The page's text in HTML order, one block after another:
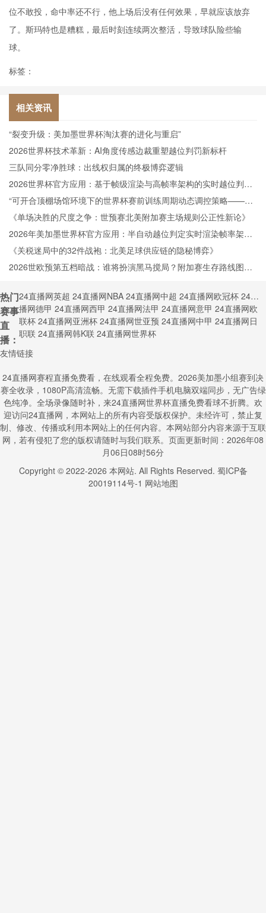
位不敢投，命中率还不行，他上场后没有任何效果，早就应该放弃
了。斯玛特也是糟糕，最后时刻连续两次整活，导致球队险些输
球。
标签：
相关资讯
“裂变升级：美加墨世界杯淘汰赛的进化与重启”
2026世界杯技术革新：AI角度传感边裁重塑越位判罚新标杆
三队同分零净胜球：出线权归属的终极博弈逻辑
2026世界杯官方应用：基于帧级渲染与高帧率架构的实时越位判定
技术深度剖析
“可开合顶棚场馆环境下的世界杯赛前训练周期动态调控策略——以
温哥华BC Place体育场为例”
《单场决胜的尺度之争：世预赛北美附加赛主场规则公正性新论》
2026年美加墨世界杯官方应用：半自动越位判定实时渲染帧率架构
深度剖析
《关税迷局中的32件战袍：北美足球供应链的隐秘博弈》
2026世欧预第五档暗战：谁将扮演黑马搅局？附加赛生存路线图全
热门
赛事
直
播：
24直播网英超 24直播网NBA 24直播网中超 24直播网欧冠杯 24直
播网德甲 24直播网西甲 24直播网法甲 24直播网意甲 24直播网欧
联杯 24直播网亚洲杯 24直播网世亚预 24直播网中甲 24直播网日
职联 24直播网韩K联 24直播网世界杯
友情链接
24直播网赛程直播免费看，在线观看全程免费。2026美加墨小组赛到决
赛全收录，1080P高清流畅。无需下载插件手机电脑双端同步，无广告绿
色纯净。全场录像随时补，来24直播网世界杯直播免费看球不折腾。欢
迎访问24直播网，本网站上的所有内容受版权保护。未经许可，禁止复
制、修改、传播或利用本网站上的任何内容。本网站部分内容来源于互联
网，若有侵犯了您的版权请随时与我们联系。页面更新时间：2026年08
月06日08时56分
Copyright © 2022-2026 本网站. All Rights Reserved. 蜀ICP备
20019114号-1 网站地图